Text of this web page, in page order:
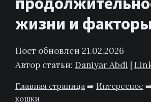
жизни и факторы
Пост обновлен 21.02.2026
Автор статьи: Daniyar Abdi |
Главная страница ➡️ Интересное
кошки